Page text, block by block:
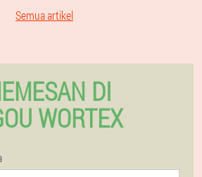
Semua artikel
DI
WORTEX